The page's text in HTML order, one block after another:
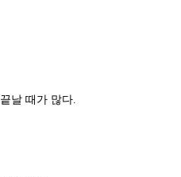
날 때가 많다.